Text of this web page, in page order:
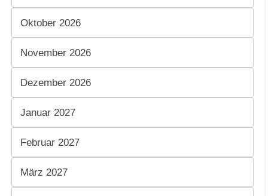
Oktober 2026
November 2026
Dezember 2026
Januar 2027
Februar 2027
März 2027